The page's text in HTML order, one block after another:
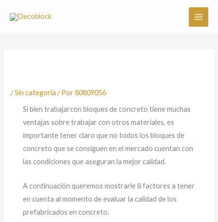
/Sin categoría / Por80809056
Si bien trabajarcon bloques de concreto tiene muchas
ventajas sobre trabajar con otros materiales, es
importante tener claro que no todos los bloques de
concreto que se consiguen en el mercado cuentan con
las condiciones que aseguran la mejor calidad.
A continuación queremos mostrarle 8 factores a tener
en cuenta al momento de evaluar la calidad de los
prefabricados en concreto.